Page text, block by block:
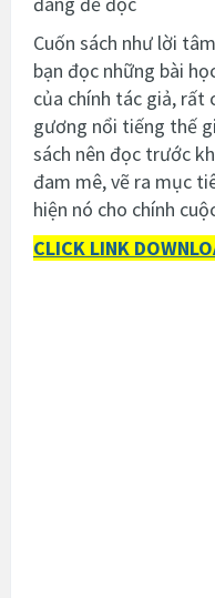
Cuốn sách như lời
bạn đọc những bài
của chính tác giả, rất
gương nổi tiếng thế
sách nên đọc trước
đam mê, vẽ ra mục
hiện nó cho chính
CLICK LINK